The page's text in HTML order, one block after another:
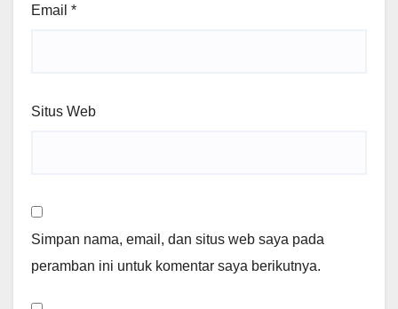
Email *
Situs Web
Simpan nama, email, dan situs web saya pada
peramban ini untuk komentar saya berikutnya.